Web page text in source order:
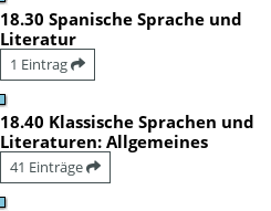
18.30 Spanische Sprache und
Literatur
1 Eintrag
18.40 Klassische Sprachen und
Literaturen: Allgemeines
41 Einträge